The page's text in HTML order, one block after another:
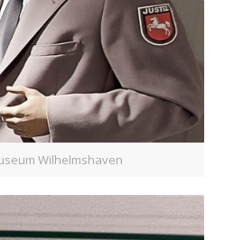
Wilhelmshaven